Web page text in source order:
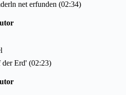
net erfunden (02:34)
Erd' (02:23)